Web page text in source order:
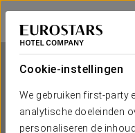
Cookie-instellingen
We gebruiken first-party
analytische doeleinden
personaliseren de
Crisol Alisios Canteras
LAS PALMAS DE GRAN CANARIA
Crisol